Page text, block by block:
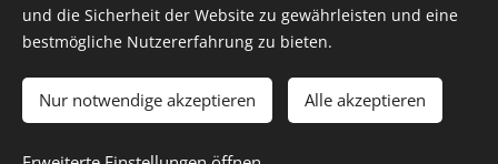
Bild-Nachweis:Pexels; Pinterest A.M.Hosta
Sprachen
und die Sicherheit der Website zu gewährleisten und eine
bestmögliche Nutzererfahrung zu bieten.
Nur notwendige akzeptieren Alle akzeptieren